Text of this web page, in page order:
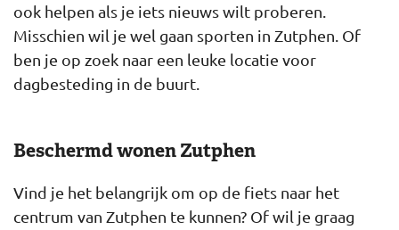
ook helpen als je iets nieuws wilt proberen.
Misschien wil je wel gaan sporten in Zutphen. Of
ben je op zoek naar een leuke locatie voor
dagbesteding in de buurt.
Beschermd wonen Zutphen
Vind je het belangrijk om op de fiets naar het
centrum van Zutphen te kunnen? Of wil je graag